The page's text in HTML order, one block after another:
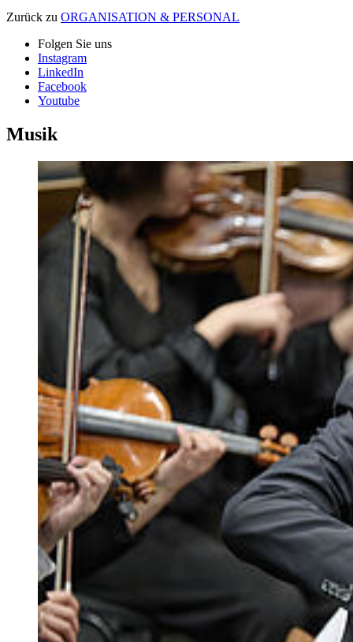
Zurück zu ORGANISATION & PERSONAL
Folgen Sie uns
Instagram
LinkedIn
Facebook
Youtube
Musik